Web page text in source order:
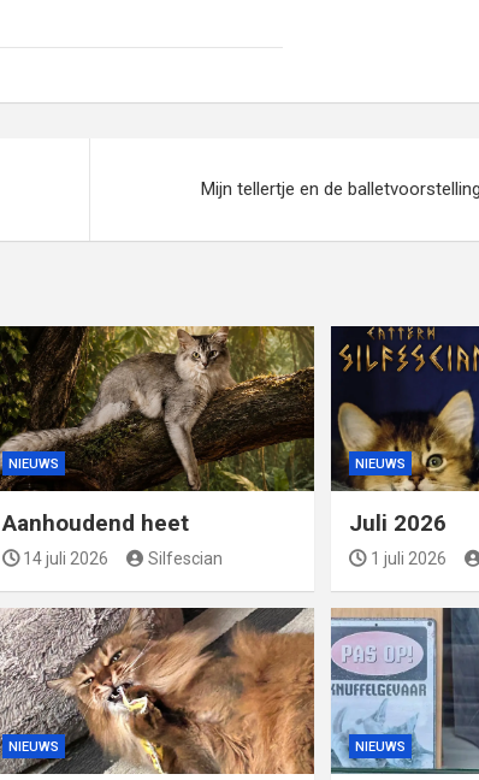
Mijn tellertje en de balletvoorstelling
NIEUWS
Aanhoudend heet
14 juli 2026 Silfescian
NIEUWS
Juli 2026
1 juli 2026
NIEUWS NIEUWS